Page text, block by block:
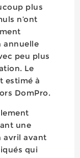
plus
n’ont
annuelle
peu plus
Le
estimé à
DomPro.
une
avril avant
qui